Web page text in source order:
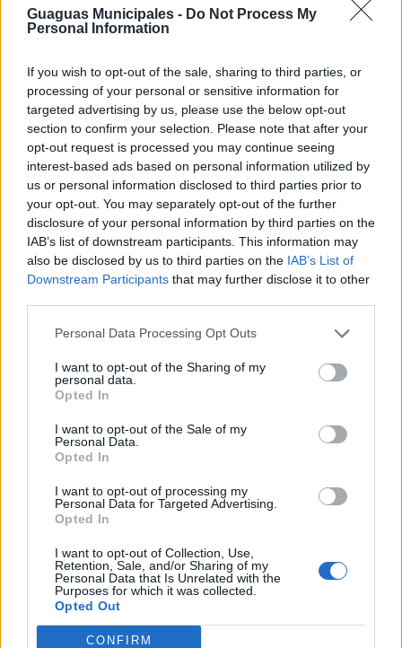
Guaguas Municipales - Do Not Process My
Personal Information
If you wish to opt-out of the sale, sharing to third parties, or
processing of your personal or sensitive information for
targeted advertising by us, please use the below opt-out
section to confirm your selection. Please note that after your
opt-out request is processed you may continue seeing
interest-based ads based on personal information utilized by
us or personal information disclosed to third parties prior to
your opt-out. You may separately opt-out of the further
disclosure of your personal information by third parties on the
IAB’s list of downstream participants. This information may
also be disclosed by us to third parties on the IAB’s List of
Downstream Participants that may further disclose it to other
Personal Data Processing Opt Outs
I want to opt-out of the Sharing of my
personal data.
Opted In
I want to opt-out of the Sale of my
Personal Data.
Opted In
I want to opt-out of processing my
Personal Data for Targeted Advertising.
Opted In
I want to opt-out of Collection, Use,
Retention, Sale, and/or Sharing of my
Personal Data that Is Unrelated with the
Purposes for which it was collected.
Opted Out
CONFIRM
parada en el Hospital Negrín, transitará por el barrio del
Pilar y La Feria, con parada en Infecar y el centro
La Paterna.
La tercera línea especial llegará a la zona de Las
Rehoyas, Schamann y Escaleritas, circulando
previamente por la avenida de Ansite, donde se ubica el
cementerio del Puerto, recorrerá las calles Obispo
Romo, Zaragoza y Don Pedro Infinito, antes de parar en
Miller Bajo, Divina Pastora y Castillo de Mata. Concluirá
el recorrido en la terminal del Guiniguada, tras parar en
Primero de Mayo.
El cuarto servicio especial, que partirá desde el
Auditorio, llegará hasta Siete Palmas-Tamaraceite.
Tomará la Avenida de José Sánchez Peñate hacia el
hospital Doctor Negrín, Juan Carlos I y la Avenida Pintor
llegar a la avenida 8 de Marzo, al tiempo que la línea
especial con dirección al Puerto, tendrá paradas
intermedias en el club Náutico, Intercambiador de
Santa Catalina, Eduardo Benot y Edificio Mapfre, antes
de la calle La Naval.
Desde la parada del Mercado del Puerto, otro de los
reforzarán los servicios para la salida, tras la
finalización de la quema de voladores, de las líneas Luna
1, 21/24, 33 y 47. Mientras, el servicio nocturno que
presta habitualmente Guaguas Municipales con las
líneas Luna se mantiene en su horario e itinerario
habituales.